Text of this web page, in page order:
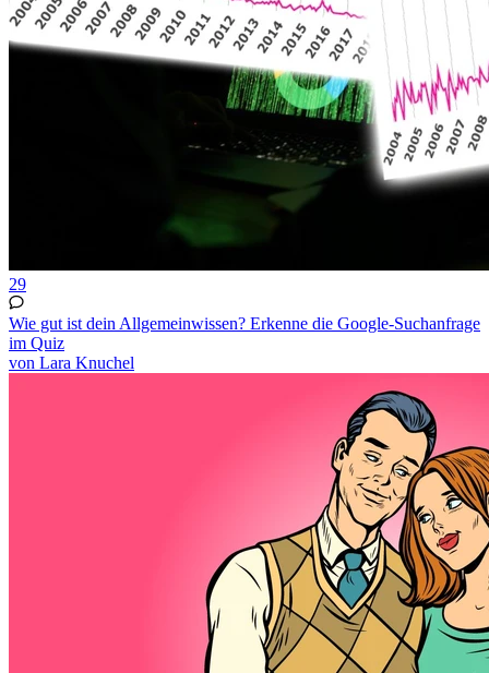
29
Wie gut ist dein Allgemeinwissen? Erkenne die Google-Suchanfrage
im Quiz
von Lara Knuchel